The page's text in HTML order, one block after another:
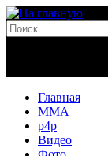
Главная
MMA
p4p
Видео